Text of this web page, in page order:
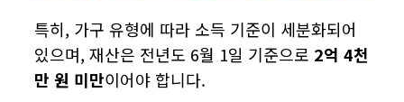
특히, 가구 유형에 따라 소득 기준이 세분화되어
있으며, 재산은 전년도 6월 1일 기준으로 2억 4천
만 원 미만이어야 합니다.